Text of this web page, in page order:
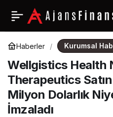
Haberler Kurumsal
Wellgistics Health
Therapeutics Satın
Milyon Dolarlık
İmzaladı